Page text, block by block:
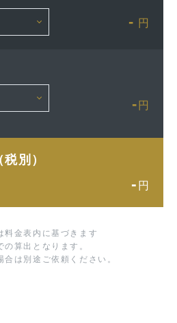
- 円
- 円
別）
- 円
料金表内に基づきます
算出となります。
は別途ご依頼ください。